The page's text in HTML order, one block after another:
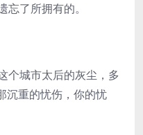
了所拥有的。
个城市太后的灰尘，多
沉重的忧伤，你的忧